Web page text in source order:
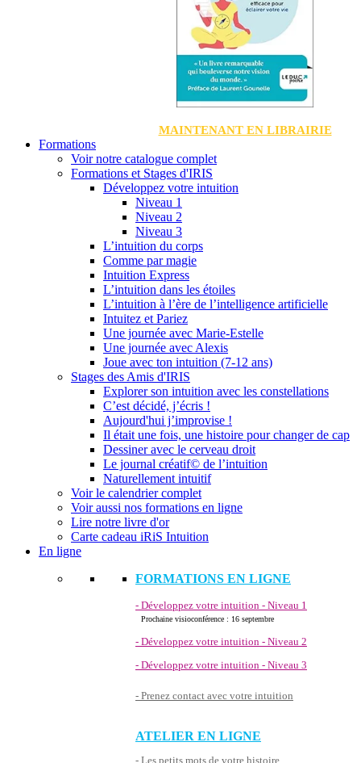
MAINTENANT EN LIBRAIRIE
Formations
Voir notre catalogue complet
Formations et Stages d'IRIS
Développez votre intuition
Niveau 1
Niveau 2
Niveau 3
L’intuition du corps
Comme par magie
Intuition Express
L’intuition dans les étoiles
L’intuition à l’ère de l’intelligence artificielle
Intuitez et Pariez
Une journée avec Marie-Estelle
Une journée avec Alexis
Joue avec ton intuition (7-12 ans)
Stages des Amis d'IRIS
Explorer son intuition avec les constellations
C’est décidé, j’écris !
Aujourd'hui j’improvise !
Il était une fois, une histoire pour changer de cap
Dessiner avec le cerveau droit
Le journal créatif© de l’intuition
Naturellement intuitif
Voir le calendrier complet
Voir aussi nos formations en ligne
Lire notre livre d'or
Carte cadeau iRiS Intuition
En ligne
FORMATIONS EN LIGNE
- Développez votre intuition - Niveau 1
Prochaine visioconférence : 16 septembre
- Développez votre intuition - Niveau 2
- Développez votre intuition - Niveau 3
- Prenez contact avec votre intuition
ATELIER EN LIGNE
- Les petits mots de votre histoire